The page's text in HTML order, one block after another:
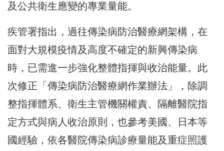
及公共衛生應變的專業量能。
疾管署指出，過往傳染病防治醫療網架構，在
面對大規模疫情及高度不確定的新興傳染病
時，已需進一步強化整體指揮與收治能量。此
次修正「傳染病防治醫療網作業辦法」，除調
整指揮體系、衛生主管機關權責、隔離醫院指
定方式與病人收治原則，也參考美國、日本等
國經驗，依各醫院傳染病診療量能及重症照護